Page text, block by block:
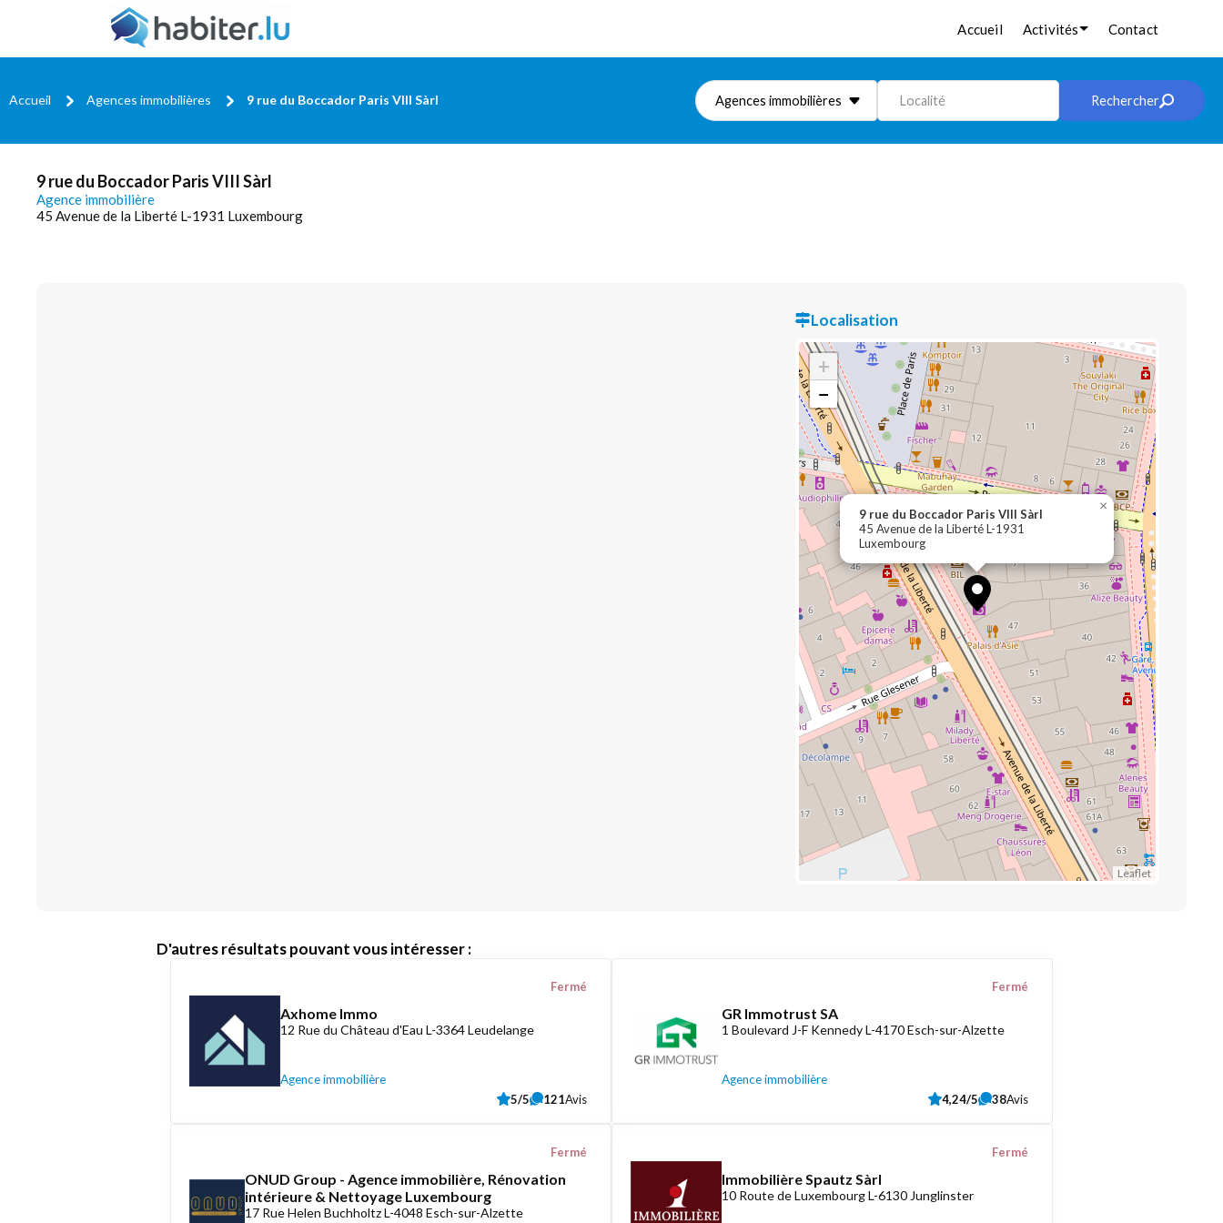
Accueil Activités Contact
Accueil Agences immobilières 9 rue du Boccador Paris VIII Sàrl Agences immobilières Localité Rechercher
9 rue du Boccador Paris VIII Sàrl
Agence immobilière
45 Avenue de la Liberté L-1931 Luxembourg
Localisation
9 rue du Boccador Paris VIII Sàrl
45 Avenue de la Liberté L-1931
Luxembourg
×
+
−
Leaflet
D'autres résultats pouvant vous intéresser :
Axhome Immo
12 Rue du Château d'Eau L-3364 Leudelange
Agence immobilière
Fermé
5/5 121Avis
GR Immotrust SA
1 Boulevard J-F Kennedy L-4170 Esch-sur-Alzette
Agence immobilière
Fermé
4,24/5 38Avis
ONUD Group - Agence immobilière, Rénovation
intérieure & Nettoyage Luxembourg
17 Rue Helen Buchholtz L-4048 Esch-sur-Alzette
Fermé
Immobilière Spautz Sàrl
10 Route de Luxembourg L-6130 Junglinster
Fermé